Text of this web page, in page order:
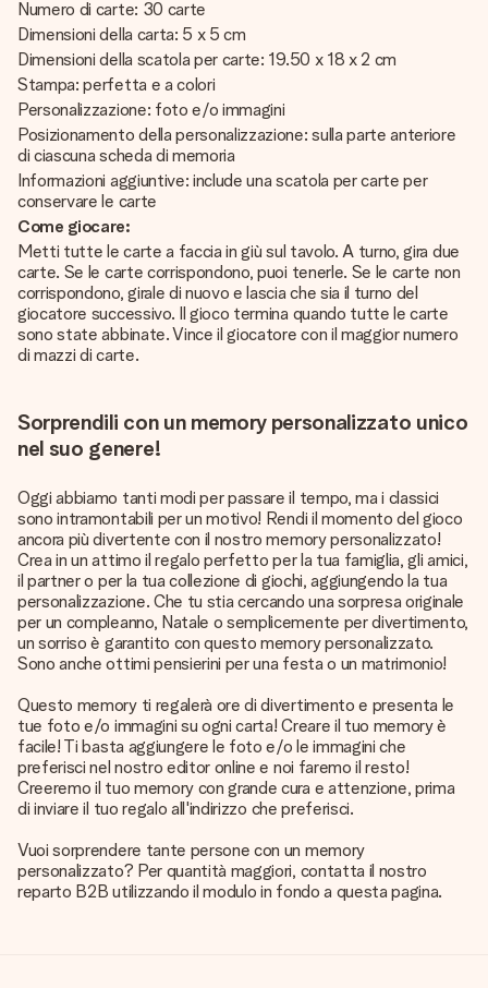
Numero di carte: 30 carte
Dimensioni della carta: 5 x 5 cm
Dimensioni della scatola per carte: 19.50 x 18 x 2 cm
Stampa: perfetta e a colori
Personalizzazione: foto e/o immagini
Posizionamento della personalizzazione: sulla parte anteriore
di ciascuna scheda di memoria
Informazioni aggiuntive: include una scatola per carte per
conservare le carte
Come giocare:
Metti tutte le carte a faccia in giù sul tavolo. A turno, gira due
carte. Se le carte corrispondono, puoi tenerle. Se le carte non
corrispondono, girale di nuovo e lascia che sia il turno del
giocatore successivo. Il gioco termina quando tutte le carte
sono state abbinate. Vince il giocatore con il maggior numero
di mazzi di carte.
Sorprendili con un memory personalizzato unico
nel suo genere!
Oggi abbiamo tanti modi per passare il tempo, ma i classici
sono intramontabili per un motivo! Rendi il momento del gioco
ancora più divertente con il nostro memory personalizzato!
Crea in un attimo il regalo perfetto per la tua famiglia, gli amici,
il partner o per la tua collezione di giochi, aggiungendo la tua
personalizzazione. Che tu stia cercando una sorpresa originale
per un compleanno, Natale o semplicemente per divertimento,
un sorriso è garantito con questo memory personalizzato.
Sono anche ottimi pensierini per una festa o un matrimonio!
Questo memory ti regalerà ore di divertimento e presenta le
tue foto e/o immagini su ogni carta! Creare il tuo memory è
facile! Ti basta aggiungere le foto e/o le immagini che
preferisci nel nostro editor online e noi faremo il resto!
Creeremo il tuo memory con grande cura e attenzione, prima
di inviare il tuo regalo all'indirizzo che preferisci.
Vuoi sorprendere tante persone con un memory
personalizzato? Per quantità maggiori, contatta il nostro
reparto B2B utilizzando il modulo in fondo a questa pagina.